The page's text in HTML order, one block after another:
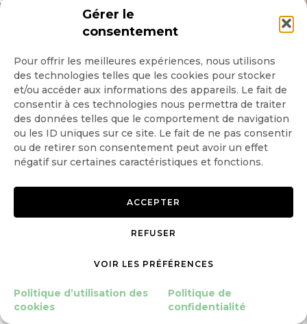
Gérer le
consentement
Pour offrir les meilleures expériences, nous utilisons
des technologies telles que les cookies pour stocker
et/ou accéder aux informations des appareils. Le fait de
consentir à ces technologies nous permettra de traiter
des données telles que le comportement de navigation
ou les ID uniques sur ce site. Le fait de ne pas consentir
ou de retirer son consentement peut avoir un effet
négatif sur certaines caractéristiques et fonctions.
ACCEPTER
REFUSER
VOIR LES PRÉFÉRENCES
Politique d’utilisation des
cookies
Politique de
confidentialité
BIODIVERSITÉ
Dans le nord du Pakistan,
afflux de touristes pour la
floraison des arbres fruitiers